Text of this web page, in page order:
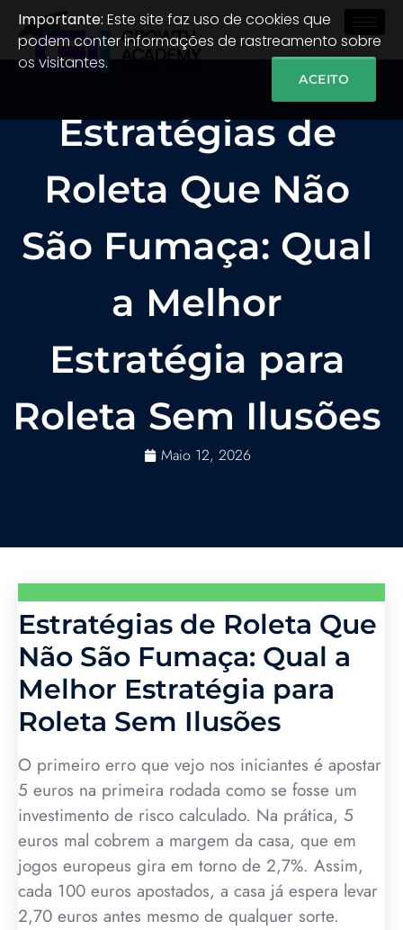
Estratégias de
Roleta Que Não
São Fumaça: Qual
a Melhor
Estratégia para
Roleta Sem Ilusões
Maio 12, 2026
Estratégias de Roleta Que
Não São Fumaça: Qual a
Melhor Estratégia para
Roleta Sem Ilusões
O primeiro erro que vejo nos iniciantes é apostar
5 euros na primeira rodada como se fosse um
investimento de risco calculado. Na prática, 5
euros mal cobrem a margem da casa, que em
jogos europeus gira em torno de 2,7%. Assim,
cada 100 euros apostados, a casa já espera levar
2,70 euros antes mesmo de qualquer sorte.
Importante: Este site faz uso de cookies que
podem conter informações de rastreamento sobre
os visitantes.
ACEITO